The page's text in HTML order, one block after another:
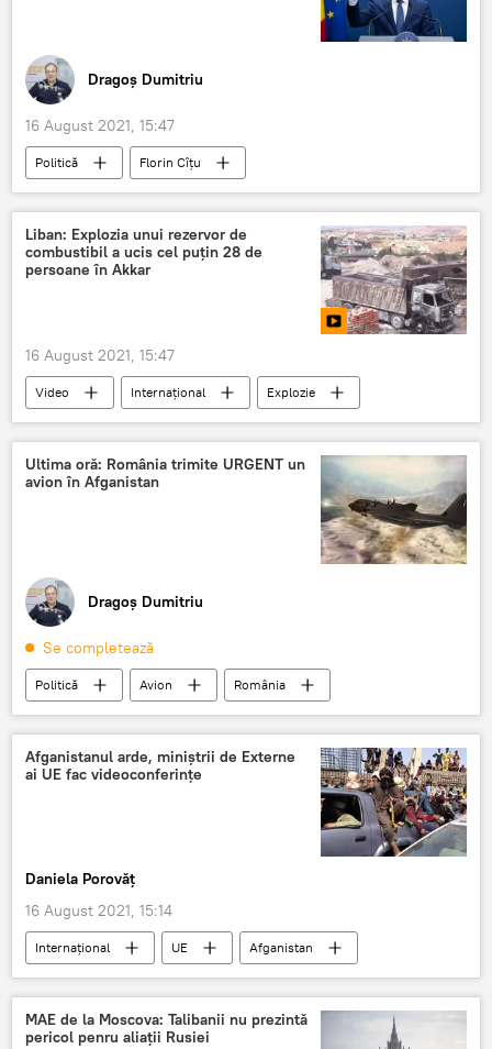
Dragoș Dumitriu
16 August 2021, 15:47
Politică Florin Cîţu
Liban: Explozia unui rezervor de
combustibil a ucis cel puțin 28 de
persoane în Akkar
16 August 2021, 15:47
Video Internaţional
Explozie
Liban
Ultima oră: România trimite URGENT un
avion în Afganistan
Dragoș Dumitriu
Se completează
Politică Avion România
Afganistanul arde, miniștrii de Externe
ai UE fac videoconferințe
Daniela Porovăț
16 August 2021, 15:14
Internaţional UE Afganistan
MAE de la Moscova: Talibanii nu prezintă
pericol penru aliații Rusiei